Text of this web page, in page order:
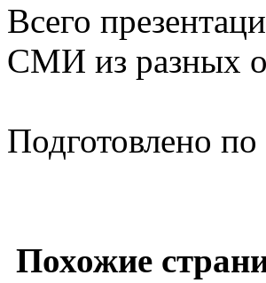
Всего
СМИ из разных
Подготовлено
Похожие